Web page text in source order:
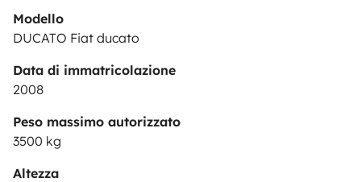
Modello
DUCATO Fiat ducato
Data di immatricolazione
2008
Peso massimo autorizzato
3500 kg
Altezza